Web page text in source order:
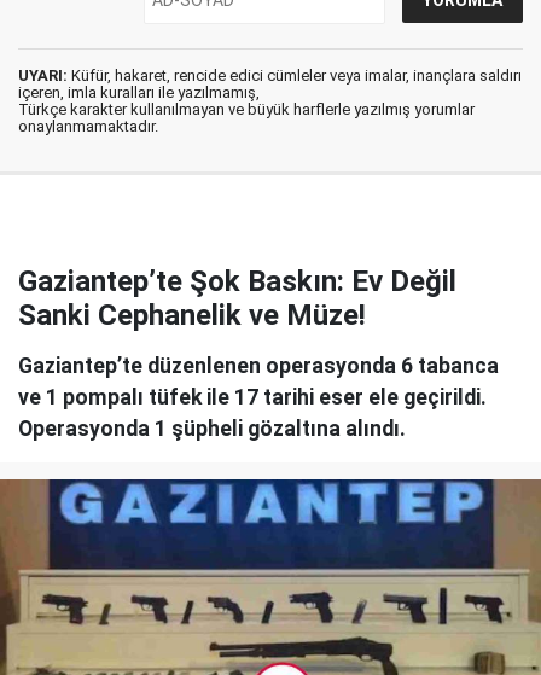
UYARI: Küfür, hakaret, rencide edici cümleler veya imalar, inançlara saldırı
içeren, imla kuralları ile yazılmamış,
Türkçe karakter kullanılmayan ve büyük harflerle yazılmış yorumlar
onaylanmamaktadır.
Gaziantep’te Şok Baskın: Ev Değil
Sanki Cephanelik ve Müze!
Gaziantep’te düzenlenen operasyonda 6 tabanca
ve 1 pompalı tüfek ile 17 tarihi eser ele geçirildi.
Operasyonda 1 şüpheli gözaltına alındı.